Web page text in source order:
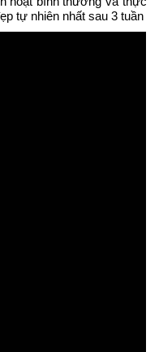
tự nhiên nhất sau 3 tuần